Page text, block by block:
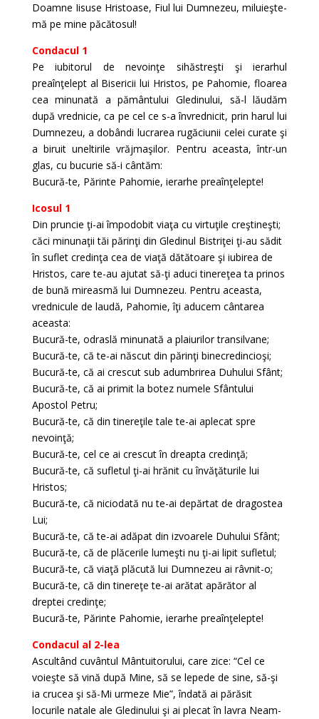
Doamne Iisuse Hristoase, Fiul lui Dumnezeu, miluieşte-
mă pe mine păcătosul!
Condacul 1
Pe iubitorul de nevoinţe sihăstreşti şi ierarhul
preaînţelept al Bisericii lui Hristos, pe Pahomie, floarea
cea minunată a pământului Gledinului, să-l lăudăm
după vrednicie, ca pe cel ce s-a învrednicit, prin harul lui
Dumnezeu, a dobândi lucrarea rugăciunii celei curate şi
a biruit uneltirile vrăjmaşilor. Pentru aceasta, într-un
glas, cu bucurie să-i cântăm:
Bucură-te, Părinte Pahomie, ierarhe preaînţelepte!
Icosul 1
Din pruncie ţi-ai împodobit viaţa cu virtuţile creştineşti;
căci minunaţii tăi părinţi din Gledinul Bistriţei ţi-au sădit
în suflet credinţa cea de viaţă dătătoare şi iubirea de
Hristos, care te-au ajutat să-ţi aduci tinereţea ta prinos
de bună mireasmă lui Dumnezeu. Pentru aceasta,
vrednicule de laudă, Pahomie, îţi aducem cântarea
aceasta:
Bucură-te, odraslă minunată a plaiurilor transilvane;
Bucură-te, că te-ai născut din părinţi binecredincioşi;
Bucură-te, că ai crescut sub adumbrirea Duhului Sfânt;
Bucură-te, că ai primit la botez numele Sfântului
Apostol Petru;
Bucură-te, că din tinereţile tale te-ai aplecat spre
nevoinţă;
Bucură-te, cel ce ai crescut în dreapta credinţă;
Bucură-te, că sufletul ţi-ai hrănit cu învăţăturile lui
Hristos;
Bucură-te, că niciodată nu te-ai depărtat de dragostea
Lui;
Bucură-te, că te-ai adăpat din izvoarele Duhului Sfânt;
Bucură-te, că de plăcerile lumeşti nu ţi-ai lipit sufletul;
Bucură-te, că viaţă plăcută lui Dumnezeu ai râvnit-o;
Bucură-te, că din tinereţe te-ai arătat apărător al
dreptei credinţe;
Bucură-te, Părinte Pahomie, ierarhe preaînţelepte!
Condacul al 2-lea
Ascultând cuvântul Mântuitorului, care zice: “Cel ce
voieşte să vină după Mine, să se lepede de sine, să-şi
ia crucea şi să-Mi urmeze Mie”, îndată ai părăsit
locurile natale ale Gledinului şi ai plecat în lavra Neam-